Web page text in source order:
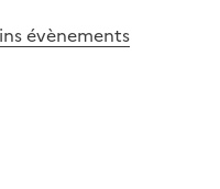
évènements